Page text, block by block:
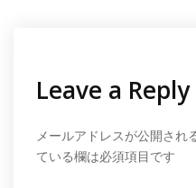
Leave a Reply
メールアドレスが公開され
ている欄は必須項目です